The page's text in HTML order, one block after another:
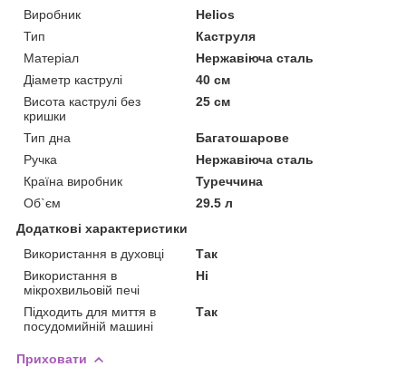
Виробник
Helios
Тип
Каструля
Матеріал
Нержавіюча сталь
Діаметр каструлі
40 см
Висота каструлі без
кришки
25 см
Тип дна
Багатошарове
Ручка
Нержавіюча сталь
Країна виробник
Туреччина
Об`єм
29.5 л
Додаткові характеристики
Використання в духовці
Так
Використання в
мікрохвильовій печі
Ні
Підходить для миття в
посудомийній машині
Так
Приховати